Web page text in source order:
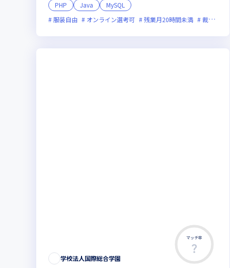
PHP
Java
MySQL
服装自由
オンライン選考可 残業月20時間未満 裁量労働制あり
マッチ率
学校法人国際総合学園